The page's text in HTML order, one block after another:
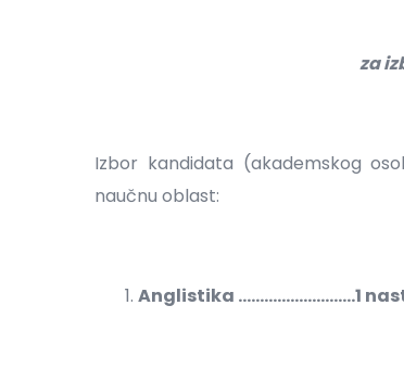
za
Izbor kandidata (akademskog
naučnu oblast:
Anglistika ...........................1